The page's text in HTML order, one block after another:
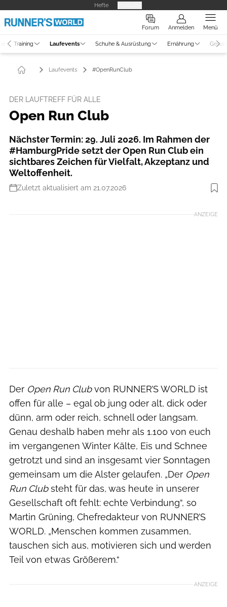
Hefte
Forum Anmelden Menü
Training Laufevents Schuhe & Ausrüstung Ernährung
Laufevents #OpenRunClub
DER LAUFTREFF FÜR ALLE
Open Run Club
Nächster Termin: 29. Juli 2026. Im Rahmen der
#HamburgPride setzt der Open Run Club ein
sichtbares Zeichen für Vielfalt, Akzeptanz und
Weltoffenheit.
Zuletzt aktualisiert am 21.07.2026
ANZEIGE
Der Open Run Clubvon RUNNER’S WORLD ist
offen für alle – egal ob jung oder alt, dick oder
dünn, arm oder reich, schnell oder langsam.
Genau deshalb haben mehr als 1.100 von euch
im vergangenen Winter Kälte, Eis und Schnee
getrotzt und sind an insgesamt vier Sonntagen
gemeinsam um die Alster gelaufen. „Der Open
Run Clubsteht für das, was heute in unserer
Gesellschaft oft fehlt: echte Verbindung“, so
Martin Grüning, Chefredakteur von RUNNER’S
WORLD. „Menschen kommen zusammen,
tauschen sich aus, motivieren sich und werden
Teil von etwas Größerem.“
ANZEIGE